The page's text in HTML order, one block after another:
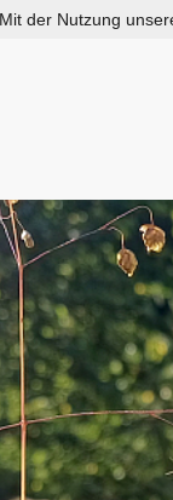
der Nutzung